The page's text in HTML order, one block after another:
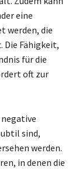
eine
werden, die
Die Fähigkeit,
für die
oft zur
sind,
werden.
in denen die